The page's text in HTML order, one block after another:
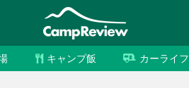
キャンプ飯 カーライフ